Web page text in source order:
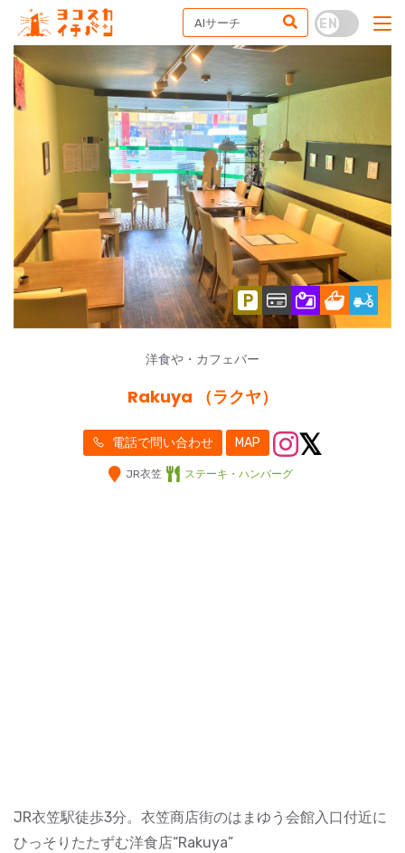
洋食や・カフェバー
Rakuya （ラクヤ）
電話で問い合わせ MAP
JR衣笠 ステーキ・ハンバーグ
JR衣笠駅徒歩3分。衣笠商店街のはまゆう会館入口付近に
ひっそりたたずむ洋食店“Rakuya”